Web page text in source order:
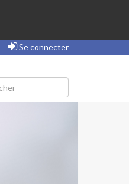
Se connecter